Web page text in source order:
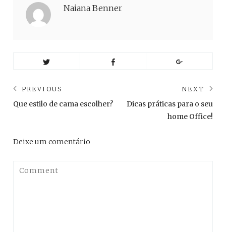
Naiana Benner
Navegação
de
PREVIOUS
Previous
Que estilo de cama escolher?
NEXT
Dicas práticas para o seu
home Office!
Deixe um comentário